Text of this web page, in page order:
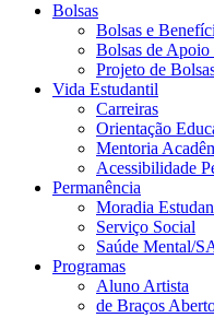
Bolsas
Bolsas e
Bolsas de Apoio
Projeto de
Vida Estudantil
Carreiras
Orientação
Mentoria
Acessibilidade
Permanência
Moradia
Serviço Social
Saúde Mental/
Programas
Aluno Artista
de Braços